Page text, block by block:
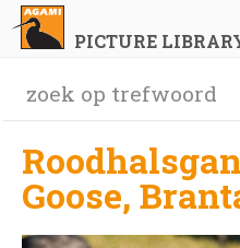
PICTURE
Goose,